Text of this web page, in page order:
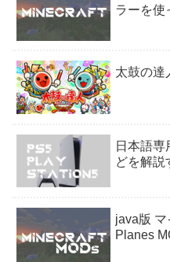
ラーを使
太鼓の達
日本語
どを解説
java版
Planes